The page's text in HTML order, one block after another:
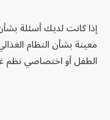
إذا كانت لديك أسئلة
معينة بشأن النظام
الطفل أو اختصاصي نظم